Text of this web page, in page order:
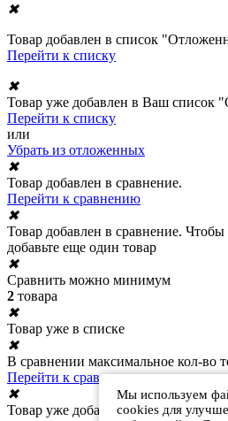
Мы используем
cookies для
✖
Товар добавлен в список
Перейти к списку
✖
Товар уже добавлен в Ваш список
Перейти к списку
или
Убрать из отложенных
✖
Товар добавлен в сравнение.
Перейти к сравнению
✖
Товар добавлен в сравнение.
добавьте еще один товар
✖
Сравнить можно минимум
2 товара
✖
Товар уже в списке
✖
В сравнении максимальное кол-во
Перейти к сравнению
✖
Товар уже добавлен в сравнение